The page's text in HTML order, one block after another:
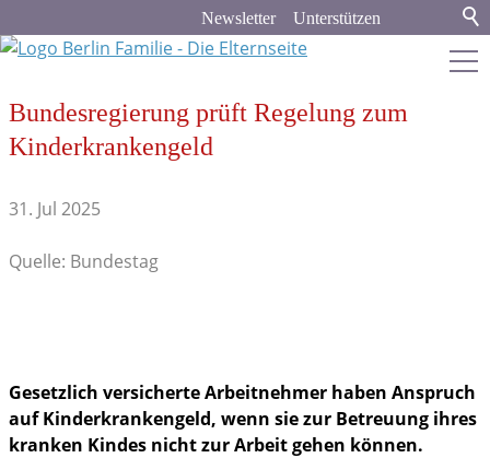
Unterstützen
Newsletter
berlin-familie.de
Spenden und Helfen
Ausschreibungen & Förderungen
Bundesregierung prüft Regelung zum
Kinderkrankengeld
31. Jul 2025
Quelle: Bundestag
Gesetzlich versicherte Arbeitnehmer haben Anspruch
auf Kinderkrankengeld, wenn sie zur Betreuung ihres
kranken Kindes nicht zur Arbeit gehen können.